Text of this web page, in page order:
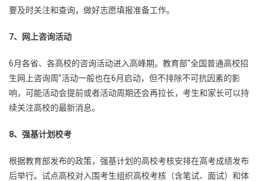
要及时关注和查询，做好志愿填报准备工作。
7、网上咨询活动
6月各省、各高校的咨询活动进入高峰期。教育部“全国普通高校招
生网上咨询周”活动一般也在6月启动，但不排除不可抗因素的影
响，可能活动会提前或者活动周期还会再拉长，考生和家长可以持
续关注高校的最新消息。
8、强基计划校考
根据教育部发布的政策，强基计划的高校考核安排在高考成绩发布
后举行。试点高校对入围考生组织高校考核（含笔试、面试）和体